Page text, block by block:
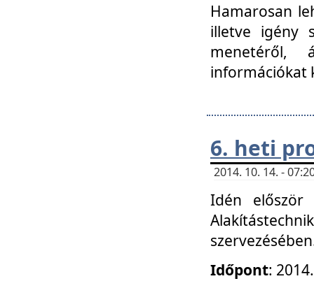
Hamarosan
illetve igény
menetéről,
információkat
6. heti
2014. 10. 14. -
Idén
Időpont: